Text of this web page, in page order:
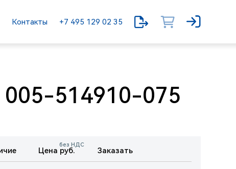
Контакты +7 495 129 02 35
005-514910-075
Цена руб.
без НДС
Заказать